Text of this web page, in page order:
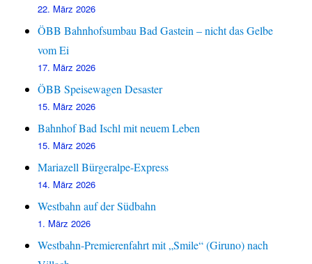
22. März 2026
ÖBB Bahnhofsumbau Bad Gastein – nicht das Gelbe
vom Ei
17. März 2026
ÖBB Speisewagen Desaster
15. März 2026
Bahnhof Bad Ischl mit neuem Leben
15. März 2026
Mariazell Bürgeralpe-Express
14. März 2026
Westbahn auf der Südbahn
1. März 2026
Westbahn-Premierenfahrt mit „Smile“ (Giruno) nach